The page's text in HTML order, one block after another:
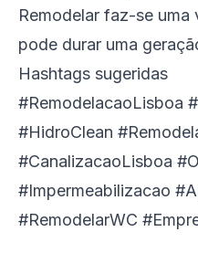
Remodelar faz-se uma
pode durar uma
Hashtags sugeridas
#RemodelacaoLisboa
#HidroClean
#CanalizacaoLisboa
#Impermeabilizacao
#RemodelarWC